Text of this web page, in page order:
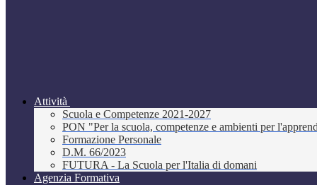
Attività
Scuola e Competenze 2021-2027
PON "Per la scuola, competenze e ambienti per
Formazione Personale
D.M. 66/2023
FUTURA - La Scuola per l'Italia di domani
Agenzia Formativa